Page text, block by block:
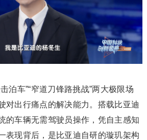
泊车”“窄道刀锋路挑战”两大极限场
对出行痛点的解决能力。搭载比亚迪
的车辆无需驾驶员操作，凭自主感知
表现背后，是比亚迪自研的璇玑架构